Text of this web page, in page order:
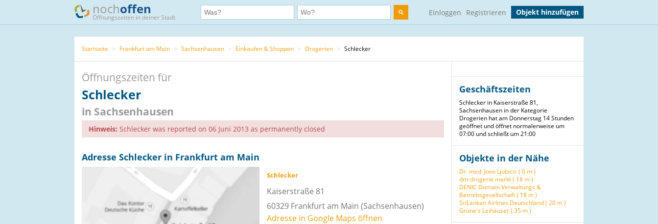
nochoffen
Öffnungszeiten in deiner Stadt
Einloggen Registrieren Objekt hinzufügen
Startseite > Frankfurt am Main > Sachsenhausen > Einkaufen & Shoppen > Drogerien > Schlecker
Öffnungszeiten für
Schlecker
in Sachsenhausen
Hinweis: Schlecker was reported on 06 Juni 2013 as permanently closed
Adresse Schlecker in Frankfurt am Main
Schlecker
Kaiserstraße 81
60329 Frankfurt am Main (Sachsenhausen)
Adresse in Google Maps öffnen
Geschäftszeiten
Schlecker in Kaiserstraße 81,
Sachsenhausen in der Kategorie
Drogerien hat am Donnerstag 14 Stunden
geöffnet und öffnet normalerweise um
07:00 und schließt um 21:00
Objekte in der Nähe
Dr. med. Jovo Ljubicic ( 0 m )
dm-drogerie markt ( 18 m )
DENIC Domain Verwaltungs &
Betriebsgesellschaft ( 18 m )
SriLankan Airlines Deutschland ( 20 m )
Grüne's Leihäuser ( 35 m )